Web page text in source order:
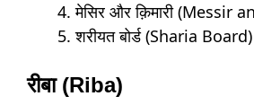
मेसिर और क़िमारी (Messir
शरीयत बोर्ड (Sharia Board)
रीबा (Riba)